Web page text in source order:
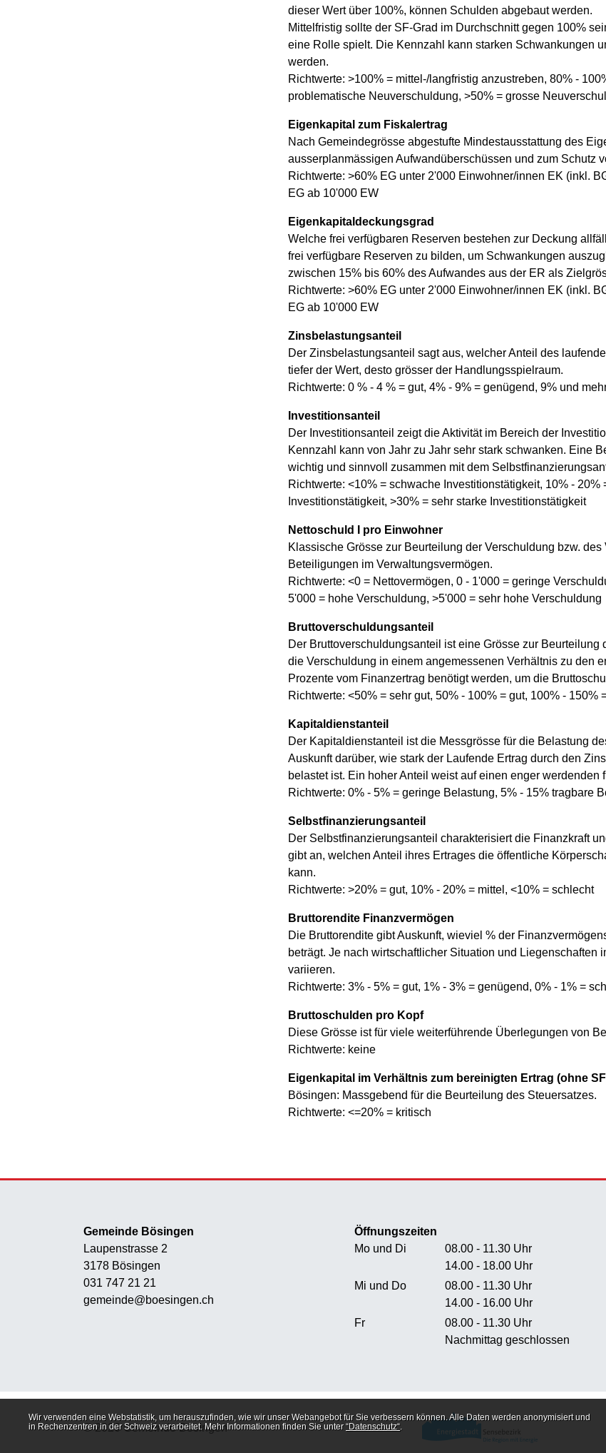
dieser Wert über 100%, können Schulden abgebaut werden.
Mittelfristig sollte der SF-Grad im Durchschnitt gegen 100%
eine Rolle spielt. Die Kennzahl kann starken Schwankungen
werden.
Richtwerte: >100% = mittel-/langfristig anzustreben, 80% -
problematische Neuverschuldung, >50% = grosse
Eigenkapital zum Fiskalertrag
Nach Gemeindegrösse abgestufte Mindestausstattung des
ausserplanmässigen Aufwandüberschüssen und zum Schutz
Richtwerte: >60% EG unter 2'000 Einwohner/innen EK (inkl.
EG ab 10'000 EW
Eigenkapitaldeckungsgrad
Welche frei verfügbaren Reserven bestehen zur Deckung
frei verfügbare Reserven zu bilden, um Schwankungen
zwischen 15% bis 60% des Aufwandes aus der ER als
Richtwerte: >60% EG unter 2'000 Einwohner/innen EK (inkl.
EG ab 10'000 EW
Zinsbelastungsanteil
Der Zinsbelastungsanteil sagt aus, welcher Anteil des
tiefer der Wert, desto grösser der Handlungsspielraum.
Richtwerte: 0 % - 4 % = gut, 4% - 9% = genügend, 9% und
Investitionsanteil
Der Investitionsanteil zeigt die Aktivität im Bereich der
Kennzahl kann von Jahr zu Jahr sehr stark schwanken. Eine
wichtig und sinnvoll zusammen mit dem
Richtwerte: <10% = schwache Investitionstätigkeit, 10% -
Investitionstätigkeit, >30% = sehr starke Investitionstätigkeit
Nettoschuld I pro Einwohner
Klassische Grösse zur Beurteilung der Verschuldung bzw.
Beteiligungen im Verwaltungsvermögen.
Richtwerte: <0 = Nettovermögen, 0 - 1'000 = geringe
5'000 = hohe Verschuldung, >5'000 = sehr hohe Verschuldung
Bruttoverschuldungsanteil
Der Bruttoverschuldungsanteil ist eine Grösse zur
die Verschuldung in einem angemessenen Verhältnis zu den
Prozente vom Finanzertrag benötigt werden, um die
Richtwerte: <50% = sehr gut, 50% - 100% = gut, 100% -
Kapitaldienstanteil
Der Kapitaldienstanteil ist die Messgrösse für die Belastung
Auskunft darüber, wie stark der Laufende Ertrag durch den
belastet ist. Ein hoher Anteil weist auf einen enger werdenden
Richtwerte: 0% - 5% = geringe Belastung, 5% - 15% tragbare
Selbstfinanzierungsanteil
Der Selbstfinanzierungsanteil charakterisiert die Finanzkraft
gibt an, welchen Anteil ihres Ertrages die öffentliche
kann.
Richtwerte: >20% = gut, 10% - 20% = mittel, <10% = schlecht
Bruttorendite Finanzvermögen
Die Bruttorendite gibt Auskunft, wieviel % der
beträgt. Je nach wirtschaftlicher Situation und
variieren.
Richtwerte: 3% - 5% = gut, 1% - 3% = genügend, 0% - 1% =
Bruttoschulden pro Kopf
Diese Grösse ist für viele weiterführende Überlegungen von
Richtwerte: keine
Eigenkapital im Verhältnis zum bereinigten Ertrag (ohne
Bösingen: Massgebend für die Beurteilung des Steuersatzes.
Richtwerte: <=20% = kritisch
Gemeinde Bösingen
Laupenstrasse 2
3178 Bösingen
031 747 21 21
gemeinde@boesingen.ch
Öffnungszeiten
Mo und Di
08.00 - 11.30 Uhr
14.00 - 18.00 Uhr
Mi und Do
08.00 - 11.30 Uhr
14.00 - 16.00 Uhr
Fr
08.00 - 11.30 Uhr
Nachmittag geschlossen
Toolbar
© 2026 Gemeinde Bösingen
Webstatistik
Wir verwenden eine Webstatistik, um herauszufinden, wie wir unser Webangebot für Sie verbessern können. Alle Daten werden anonymisiert und
in Rechenzentren in der Schweiz verarbeitet. Mehr Informationen finden Sie unter“Datenschutz“.